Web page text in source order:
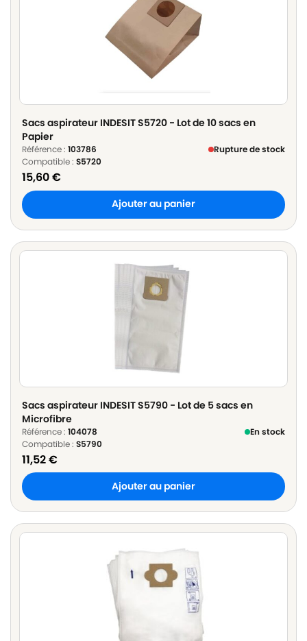
Sacs aspirateur INDESIT S5720 - Lot de 10 sacs en
Papier
Référence : 103786
Rupture de stock
Compatible : S5720
15,60€
Ajouter au panier
Sacs aspirateur INDESIT S5790 - Lot de 5 sacs en
Microfibre
Référence : 104078
En stock
Compatible : S5790
11,52€
Ajouter au panier